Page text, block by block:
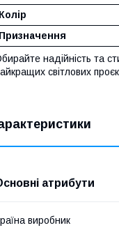
надійність та
світлових
атрибути
виробник